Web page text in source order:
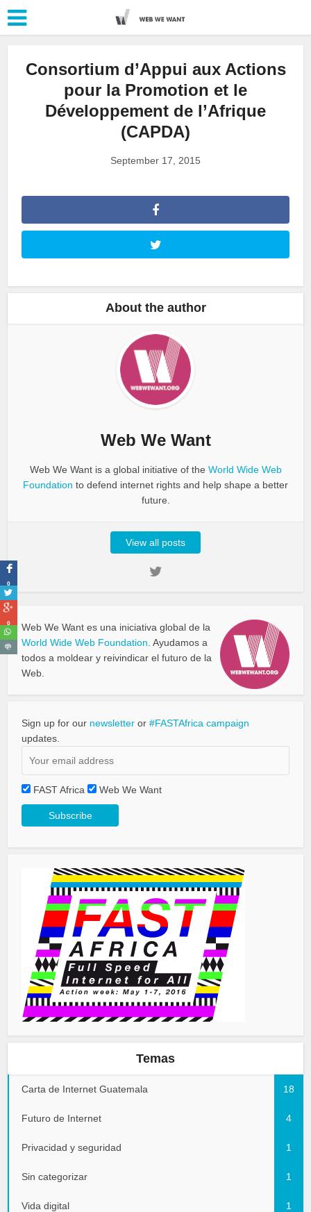
Consortium d’Appui aux Actions
pour la Promotion et le
Développement de l’Afrique
(CAPDA)
September 17, 2015
About the author
Web We Want
Web We Want is a global initiative of the World Wide Web
Foundation to defend internet rights and help shape a better
future.
View all posts
Web We Want es una iniciativa global de la
World Wide Web Foundation . Ayudamos a
todos a moldear y reivindicar el futuro de la
Web.
Sign up for our newsletter or#FASTAfrica campaign
updates.
FAST Africa Web We Want
Temas
Carta de Internet Guatemala 18
Futuro de Internet 4
Privacidad y seguridad 1
Sin categorizar 1
Vida digital 1
0
0